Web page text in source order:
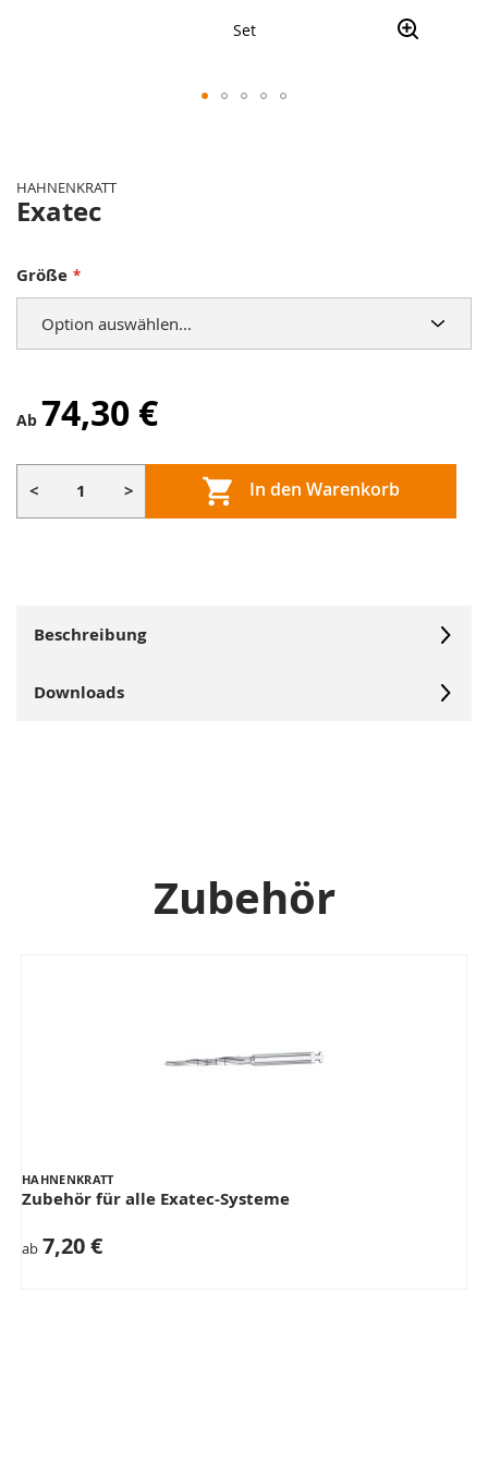
Set
Bildergalerie
springen
HAHNENKRATT
Exatec
Größe
Ab 74,30 €
< > In den Warenkorb
Beschreibung
Downloads
Zubehör
HAHNENKRATT
Zubehör für alle Exatec-Systeme
ab 7,20 €